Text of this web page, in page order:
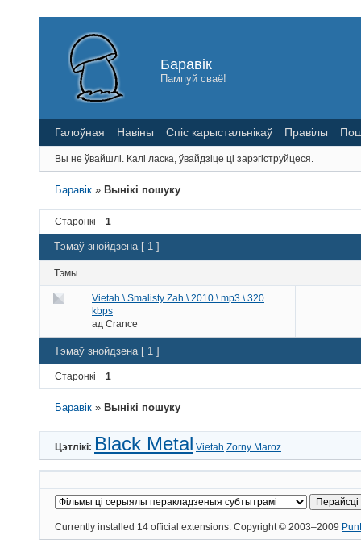
Баравік
Пампуй сваё!
Галоўная Навіны Спіс карыстальнікаў Правілы
Вы не ўвайшлі. Калі ласка, ўвайдзіце ці зарэгіструйцеся.
Баравік » Вынікі пошуку
Старонкі 1
Тэмаў знойдзена [ 1 ]
Тэмы
Vietah \ Smalisty Zah \ 2010 \ mp3 \ 320
kbps
ад Crance
Тэмаў знойдзена [ 1 ]
Старонкі 1
Баравік » Вынікі пошуку
Цэтлікі: Black Metal Vietah Zorny Maroz
Currently installed 14 official extensions. Copyright © 2003–2009